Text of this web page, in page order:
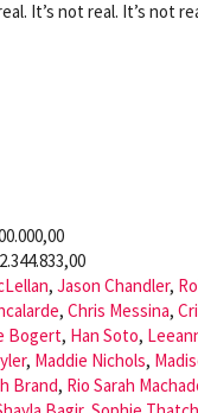
It’s not real. It’s not
, Jason Chandler,
, Chris Messina,
Bogert, Han Soto,
, Maddie Nichols,
Brand, Rio Sarah